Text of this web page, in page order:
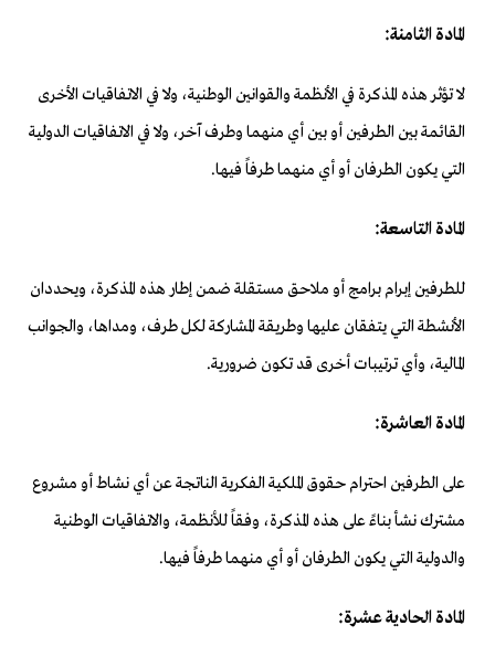
المادة الثامنة:
لا تؤثر هذه المذكرة في الأنظمة والقوانين الوطنية، ولا في الاتفاقيات الأخرى
القائمة بين الطرفين أو بين أي منهما وطرف آخر، ولا في الاتفاقيات الدولية
التي يكون الطرفان أو أي منهما طرفاً فيها.
المادة التاسعة:
للطرفين إبرام برامج أو ملاحق مستقلة ضمن إطار هذه المذكرة، ويحددان
الأنشطة التي يتفقان عليها وطريقة المشاركة لكل طرف، ومداها، والجوانب
المالية، وأي ترتيبات أخرى قد تكون ضرورية.
المادة العاشرة:
على الطرفين احترام حقوق الملكية الفكرية الناتجة عن أي نشاط أو مشروع
مشترك نشأ بناءً على هذه المذكرة، وفقاً للأنظمة، والاتفاقيات الوطنية
والدولية التي يكون الطرفان أو أي منهما طرفاً فيها.
المادة الحادية عشرة: